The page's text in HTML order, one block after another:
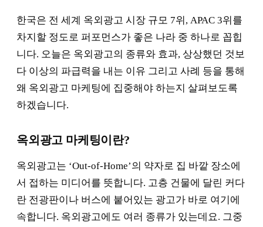
한국은 전 세계 옥외광고 시장 규모 7위, APAC 3위를
차지할 정도로 퍼포먼스가 좋은 나라 중 하나로 꼽힙
니다. 오늘은 옥외광고의 종류와 효과, 상상했던 것보
다 이상의 파급력을 내는 이유 그리고 사례 등을 통해
왜 옥외광고 마케팅에 집중해야 하는지 살펴보도록
하겠습니다.
옥외광고 마케팅이란?
옥외광고는 ‘Out-of-Home’의 약자로 집 바깥 장소에
서 접하는 미디어를 뜻합니다. 고층 건물에 달린 커다
란 전광판이나 버스에 붙어있는 광고가 바로 여기에
속합니다. 옥외광고에도 여러 종류가 있는데요. 그중